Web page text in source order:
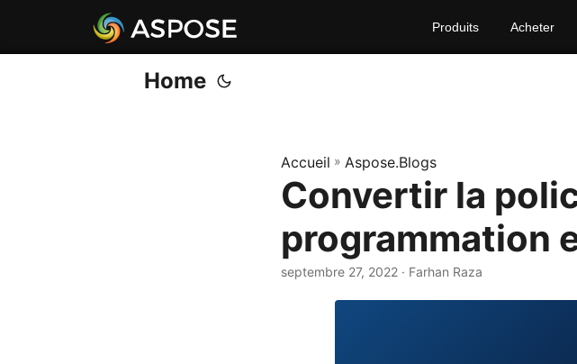
Produits Acheter
Home
Accueil » Aspose.Blogs
Convertir la
programmation
septembre 27, 2022 · Farhan Raza